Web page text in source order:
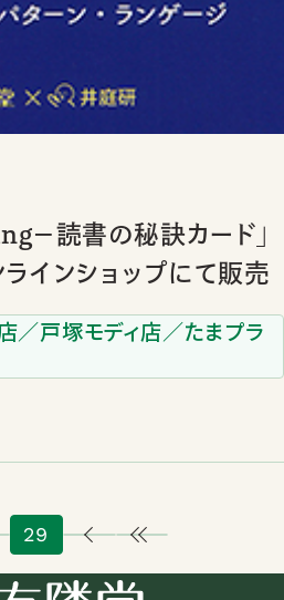
－読書の秘訣カード」
インショップにて販売
／戸塚モディ店／たまプラ
29